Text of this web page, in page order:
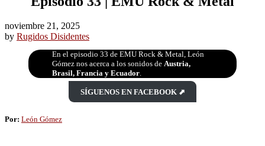
noviembre 21, 2025
by Rugidos Disidentes
En el episodio 33 de EMU Rock & Metal, León
Gómez nos acerca a los sonidos de Austria,
Brasil, Francia y Ecuador.
SÍGUENOS EN FACEBOOK ⬈
Por: León Gómez